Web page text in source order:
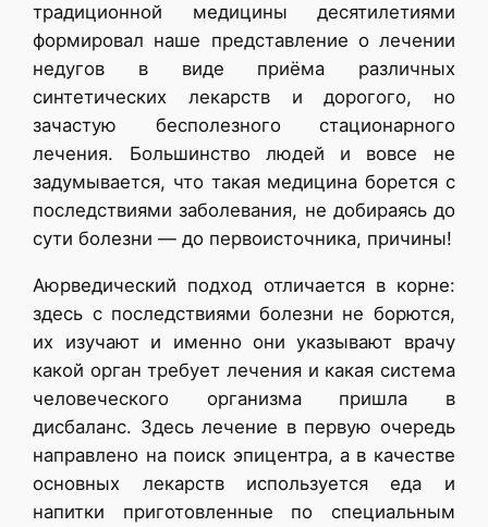
традиционной медицины десятилетиями
формировал наше представление о лечении
недугов в виде приёма различных
синтетических лекарств и дорогого, но
зачастую бесполезного стационарного
лечения. Большинство людей и вовсе не
задумывается, что такая медицина борется с
последствиями заболевания, не добираясь до
сути болезни — до первоисточника, причины!
Аюрведический подход отличается в корне:
здесь с последствиями болезни не борются,
их изучают и именно они указывают врачу
какой орган требует лечения и какая система
человеческого организма пришла в
дисбаланс. Здесь лечение в первую очередь
направлено на поиск эпицентра, а в качестве
основных лекарств используется еда и
напитки приготовленные по специальным